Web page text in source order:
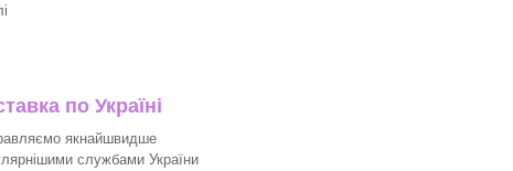
по Україні
якнайшвидше
службами України